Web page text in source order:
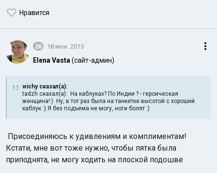
Нравится
26 18 июн. 2015
Elena Vasta (сайт-админ)
wichy сказал(а):
tadzh сказал(а): На каблуках? По Индии ? - героическая
женщина!:) Ну, в тот раз была на танкетке высотой с хороший
каблук :) Я без подъема не могу, ноги болят :)
Присоединяюсь к удивлениям и комплиментам!
Кстати, мне вот тоже нужно, чтобы пятка была
приподнята, не могу ходить на плоской подошве